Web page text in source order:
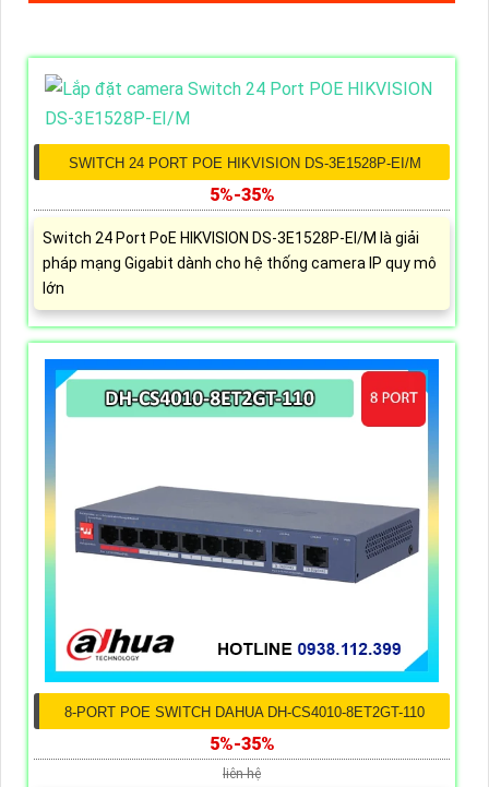
SWITCH 24 PORT POE HIKVISION DS-3E1528P-EI/M
5%-35%
Switch 24 Port PoE HIKVISION DS-3E1528P-EI/M là giải
pháp mạng Gigabit dành cho hệ thống camera IP quy mô
lớn
8-PORT POE SWITCH DAHUA DH-CS4010-8ET2GT-110
5%-35%
liên hệ